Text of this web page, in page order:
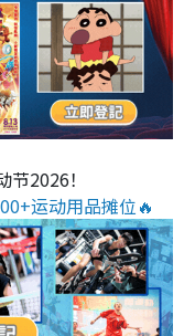
节2026！
运动用品摊位🔥